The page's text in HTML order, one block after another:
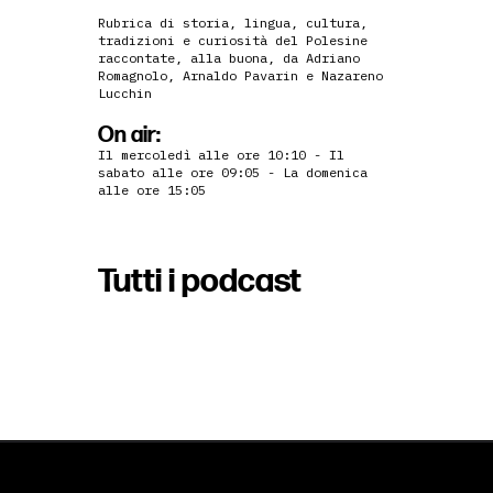
Rubrica di storia, lingua, cultura,
tradizioni e curiosità del Polesine
raccontate, alla buona, da Adriano
Romagnolo, Arnaldo Pavarin e Nazareno
Lucchin
On air:
Il mercoledì alle ore 10:10 - Il
sabato alle ore 09:05 - La domenica
alle ore 15:05
Tutti i podcast